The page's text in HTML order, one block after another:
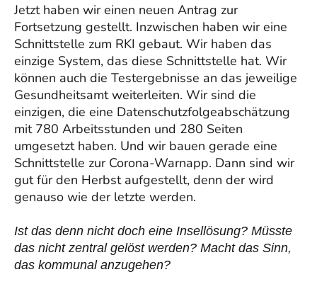
Jetzt haben wir einen neuen Antrag zur
Fortsetzung gestellt. Inzwischen haben wir eine
Schnittstelle zum RKI gebaut. Wir haben das
einzige System, das diese Schnittstelle hat. Wir
können auch die Testergebnisse an das jeweilige
Gesundheitsamt weiterleiten. Wir sind die
einzigen, die eine Datenschutzfolgeabschätzung
mit 780 Arbeitsstunden und 280 Seiten
umgesetzt haben. Und wir bauen gerade eine
Schnittstelle zur Corona-Warnapp. Dann sind wir
gut für den Herbst aufgestellt, denn der wird
genauso wie der letzte werden.
Ist das denn nicht doch eine Insellösung? Müsste
das nicht zentral gelöst werden? Macht das Sinn,
das kommunal anzugehen?